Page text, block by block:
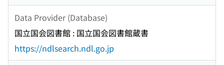
Data Provider (Database)
国立国会図書館 : 国立国会図書館蔵書
https://ndlsearch.ndl.go.jp